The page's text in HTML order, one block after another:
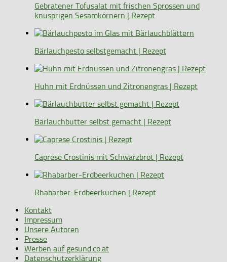
Gebratener Tofusalat mit frischen Sprossen und
knusprigen Sesamkörnern | Rezept
Bärlauchpesto selbstgemacht | Rezept
Huhn mit Erdnüssen und Zitronengras | Rezept
Bärlauchbutter selbst gemacht | Rezept
Caprese Crostinis mit Schwarzbrot | Rezept
Rhabarber-Erdbeerkuchen | Rezept
Kontakt
Impressum
Unsere Autoren
Presse
Werben auf gesund.co.at
Datenschutzerklärung